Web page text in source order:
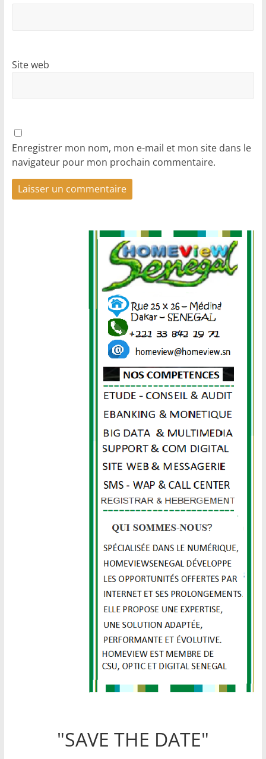
Site web
Enregistrer mon nom, mon e-mail et mon site dans le
navigateur pour mon prochain commentaire.
"SAVE THE DATE"